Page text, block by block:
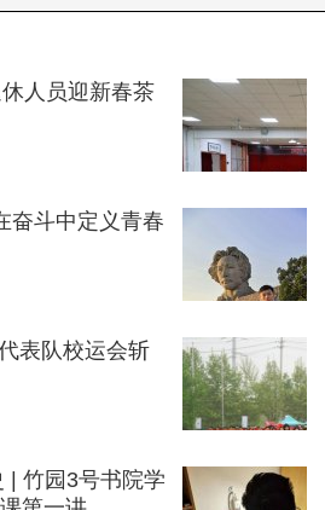
人员迎新春茶
奋斗中定义青春
表队校运会斩
| 竹园3号书院学